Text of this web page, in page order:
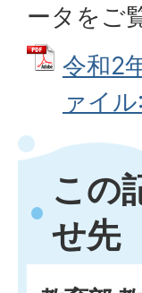
ータをご
令和2
ァイ
この
せ先